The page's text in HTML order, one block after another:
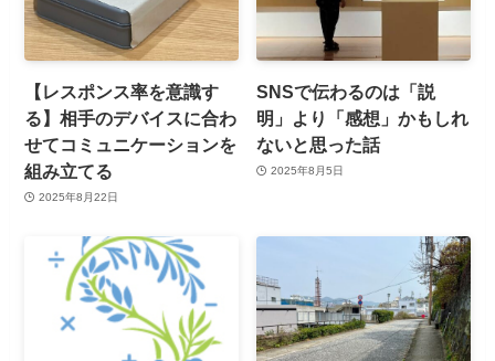
【レスポンス率を意識す
る】相手のデバイスに合わ
せてコミュニケーションを
組み立てる
2025年8月22日
SNSで伝わるのは「説
明」より「感想」かもしれ
ないと思った話
2025年8月5日